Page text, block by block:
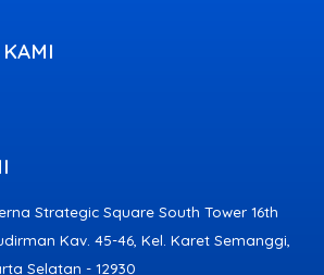
Strategic Square South Tower 16th
Kav. 45-46, Kel. Karet Semanggi,
Selatan - 12930